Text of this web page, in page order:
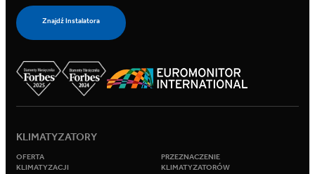
Znajdź Instalatora
KLIMATYZATORY
OFERTA
KLIMATYZACJI
PRZEZNACZENIE
KLIMATYZATORÓW